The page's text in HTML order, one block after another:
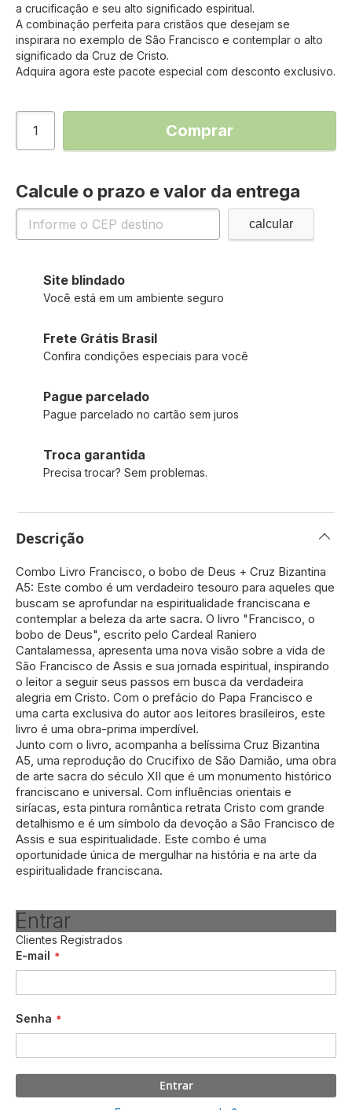
a crucificação e seu alto significado espiritual.
A combinação perfeita para cristãos que desejam se
inspirara no exemplo de São Francisco e contemplar o alto
significado da Cruz de Cristo.
Adquira agora este pacote especial com desconto exclusivo.
Comprar
Calcule o prazo e valor da entrega
Site blindado
Você está em um ambiente seguro
Frete Grátis Brasil
Confira condições especiais para você
Pague parcelado
Pague parcelado no cartão sem juros
Troca garantida
Precisa trocar? Sem problemas.
Descrição
Combo Livro Francisco, o bobo de Deus + Cruz Bizantina
A5: Este combo é um verdadeiro tesouro para aqueles que
buscam se aprofundar na espiritualidade franciscana e
contemplar a beleza da arte sacra. O livro "Francisco, o
bobo de Deus", escrito pelo Cardeal Raniero
Cantalamessa, apresenta uma nova visão sobre a vida de
São Francisco de Assis e sua jornada espiritual, inspirando
o leitor a seguir seus passos em busca da verdadeira
alegria em Cristo. Com o prefácio do Papa Francisco e
uma carta exclusiva do autor aos leitores brasileiros, este
livro é uma obra-prima imperdível.
Junto com o livro, acompanha a belíssima Cruz Bizantina
A5, uma reprodução do Crucifixo de São Damião, uma obra
de arte sacra do século XII que é um monumento histórico
franciscano e universal. Com influências orientais e
siríacas, esta pintura romântica retrata Cristo com grande
detalhismo e é um símbolo da devoção a São Francisco de
Assis e sua espiritualidade. Este combo é uma
oportunidade única de mergulhar na história e na arte da
espiritualidade franciscana.
Entrar
Clientes Registrados
E-mail
Senha
Entrar